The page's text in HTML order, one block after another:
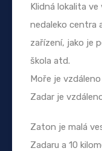
Klidná lokalita
nedaleko centra
zařízení, jako je
škola atd.
Moře je
Zadar je
Zaton je malá
Zadaru a 10